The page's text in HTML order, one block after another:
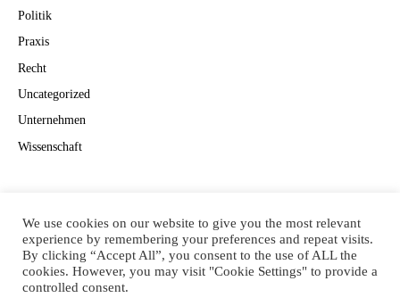
Politik
Praxis
Recht
Uncategorized
Unternehmen
Wissenschaft
Suchen Suchen
We use cookies on our website to give you the most relevant
experience by remembering your preferences and repeat visits.
By clicking “Accept All”, you consent to the use of ALL the
cookies. However, you may visit "Cookie Settings" to provide a
controlled consent.